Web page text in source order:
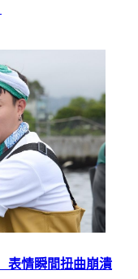
表情瞬間扭曲崩潰